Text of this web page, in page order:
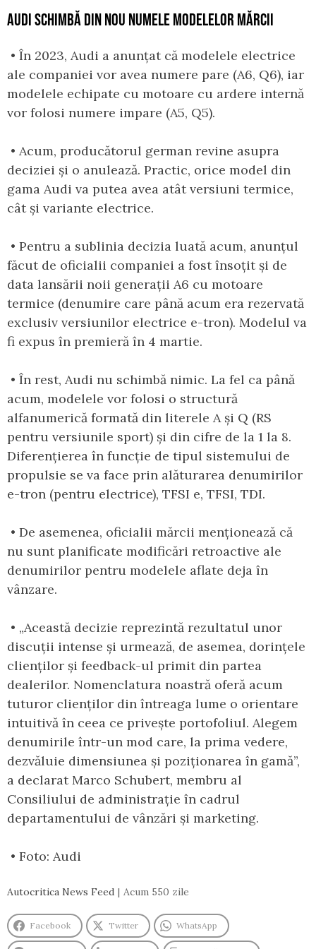
AUDI SCHIMBĂ DIN NOU NUMELE MODELELOR MĂRCII
• În 2023, Audi a anunțat că modelele electrice
ale companiei vor avea numere pare (A6, Q6), iar
modelele echipate cu motoare cu ardere internă
vor folosi numere impare (A5, Q5).
• Acum, producătorul german revine asupra
deciziei și o anulează. Practic, orice model din
gama Audi va putea avea atât versiuni termice,
cât și variante electrice.
• Pentru a sublinia decizia luată acum, anunțul
făcut de oficialii companiei a fost însoțit și de
data lansării noii generații A6 cu motoare
termice (denumire care până acum era rezervată
exclusiv versiunilor electrice e-tron). Modelul va
fi expus în premieră în 4 martie.
• În rest, Audi nu schimbă nimic. La fel ca până
acum, modelele vor folosi o structură
alfanumerică formată din literele A și Q (RS
pentru versiunile sport) și din cifre de la 1 la 8.
Diferențierea în funcție de tipul sistemului de
propulsie se va face prin alăturarea denumirilor
e-tron (pentru electrice), TFSI e, TFSI, TDI.
• De asemenea, oficialii mărcii menționează că
nu sunt planificate modificări retroactive ale
denumirilor pentru modelele aflate deja în
vânzare.
• „Această decizie reprezintă rezultatul unor
discuții intense și urmează, de asemea, dorințele
clienților și feedback-ul primit din partea
dealerilor. Nomenclatura noastră oferă acum
tuturor clienților din întreaga lume o orientare
intuitivă în ceea ce privește portofoliul. Alegem
denumirile într-un mod care, la prima vedere,
dezvăluie dimensiunea și poziționarea în gamă”,
a declarat Marco Schubert, membru al
Consiliului de administrație în cadrul
departamentului de vânzări și marketing.
• Foto: Audi
Autocritica News Feed Acum 550 zile
Facebook Twitter WhatsApp